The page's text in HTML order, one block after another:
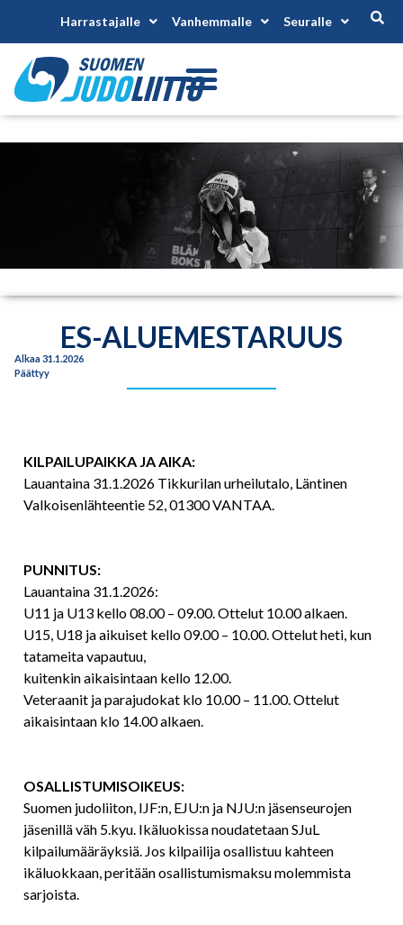
Harrastajalle Vanhemmalle Seuralle
ES-ALUEMESTARUUS
Alkaa 31.1.2026
Päättyy
KILPAILUPAIKKA JA AIKA:
Lauantaina 31.1.2026 Tikkurilan urheilutalo, Läntinen
Valkoisenlähteentie 52, 01300 VANTAA.
PUNNITUS:
Lauantaina 31.1.2026:
U11 ja U13 kello 08.00 – 09.00. Ottelut 10.00 alkaen.
U15, U18 ja aikuiset kello 09.00 – 10.00. Ottelut heti, kun
tatameita vapautuu,
kuitenkin aikaisintaan kello 12.00.
Veteraanit ja parajudokat klo 10.00 – 11.00. Ottelut
aikaisintaan klo 14.00 alkaen.
OSALLISTUMISOIKEUS:
Suomen judoliiton, IJF:n, EJU:n ja NJU:n jäsenseurojen
jäsenillä väh 5.kyu. Ikäluokissa noudatetaan SJuL
kilpailumääräyksiä. Jos kilpailija osallistuu kahteen
ikäluokkaan, peritään osallistumismaksu molemmista
sarjoista.